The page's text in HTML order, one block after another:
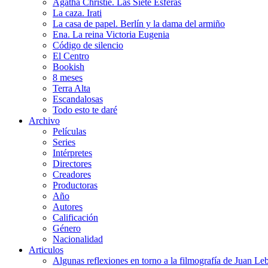
Agatha Christie. Las Siete Esferas
La caza. Irati
La casa de papel. Berlín y la dama del armiño
Ena. La reina Victoria Eugenia
Código de silencio
El Centro
Bookish
8 meses
Terra Alta
Escandalosas
Todo esto te daré
Archivo
Películas
Series
Intérpretes
Directores
Creadores
Productoras
Año
Autores
Calificación
Género
Nacionalidad
Articulos
Algunas reflexiones en torno a la filmografía de Juan